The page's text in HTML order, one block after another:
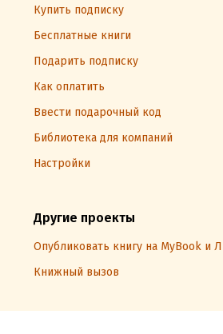
Купить подписку
Бесплатные книги
Подарить подписку
Как оплатить
Ввести подарочный код
Библиотека для компаний
Настройки
Другие проекты
Опубликовать книгу на MyBook и
Книжный вызов